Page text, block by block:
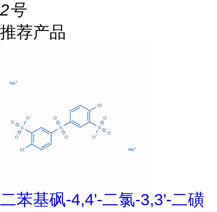
2号
推荐产品
二苯基砜-4,4'-二氯-3,3'-二磺